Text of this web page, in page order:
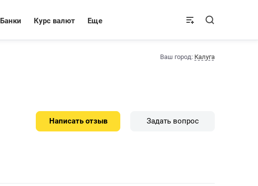
Банки Курс валют Еще
Ваш город: Калуга
Написать отзыв Задать вопрос